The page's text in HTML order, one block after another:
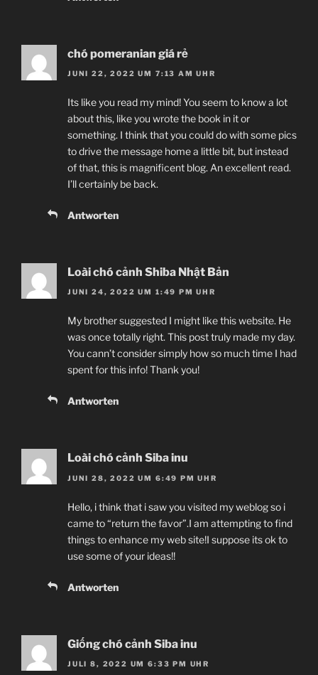
chó pomeranian giá rẻ
JUNI 22, 2022 UM 7:13 AM UHR
Its like you read my mind! You seem to know a lot
about this, like you wrote the book in it or
something. I think that you could do with some pics
to drive the message home a little bit, but instead
of that, this is magnificent blog. An excellent read.
I’ll certainly be back.
Antworten
Loài chó cảnh Shiba Nhật Bản
JUNI 24, 2022 UM 1:49 PM UHR
My brother suggested I might like this website. He
was once totally right. This post truly made my day.
You cann’t consider simply how so much time I had
spent for this info! Thank you!
Antworten
Loài chó cảnh Siba inu
JUNI 28, 2022 UM 6:49 PM UHR
Hello, i think that i saw you visited my weblog so i
came to “return the favor”.I am attempting to find
things to enhance my web site!I suppose its ok to
use some of your ideas!!
Antworten
Giống chó cảnh Siba inu
JULI 8, 2022 UM 6:33 PM UHR